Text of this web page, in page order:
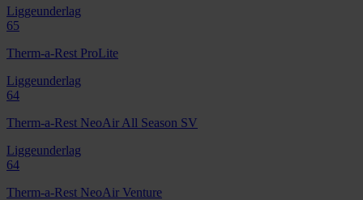
Liggeunderlag
65
Therm-a-Rest ProLite
Liggeunderlag
64
Therm-a-Rest NeoAir All Season SV
Liggeunderlag
64
Therm-a-Rest NeoAir Venture